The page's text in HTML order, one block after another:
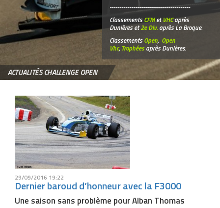
-----------------------------------------
ClassementsCFMetVHCaprès
Dunières et2e Div. après La Broque.
ClassementsOpen, Open
Vhc, Trophéesaprès Dunières.
ACTUALITÉS CHALLENGE OPEN
29/09/2016 19:22
Dernier baroud d’honneur avec la F3000
Une saison sans problème pour Alban Thomas